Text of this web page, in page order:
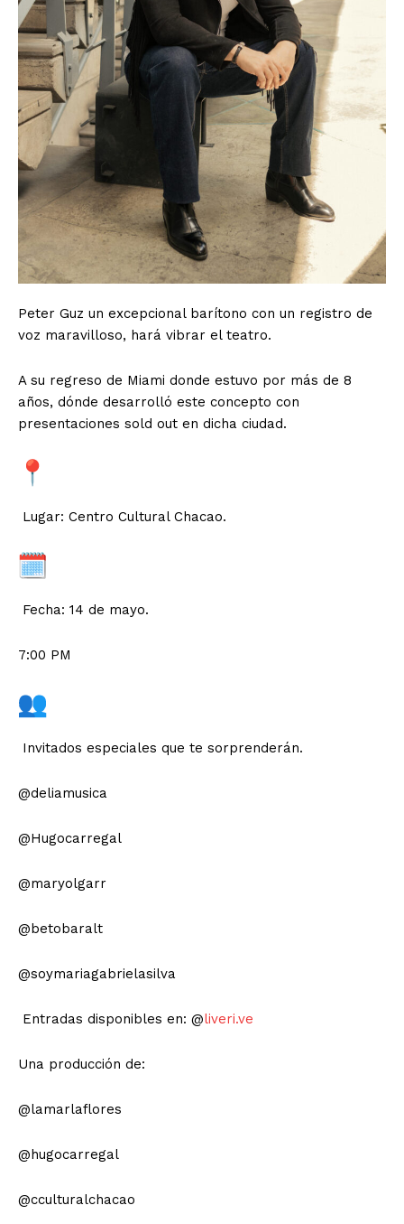
Peter Guz un excepcional barítono con un registro de
voz maravilloso, hará vibrar el teatro.
A su regreso de Miami donde estuvo por más de 8
años, dónde desarrolló este concepto con
presentaciones sold out en dicha ciudad.
Lugar: Centro Cultural Chacao.
Fecha: 14 de mayo.
7:00 PM
Invitados especiales que te sorprenderán.
@deliamusica
@Hugocarregal
@maryolgarr
@betobaralt
@soymariagabrielasilva
Entradas disponibles en: @liveri.ve
Una producción de:
@lamarlaflores
@hugocarregal
@cculturalchacao